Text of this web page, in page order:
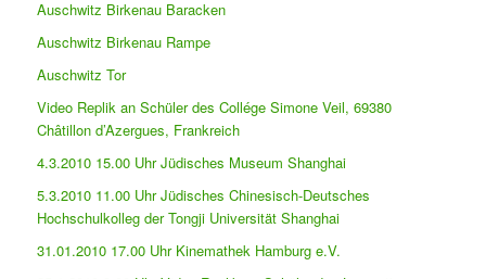
Auschwitz Birkenau Baracken
Auschwitz Birkenau Rampe
Auschwitz Tor
Video Replik an Schüler des Collége Simone Veil, 69380
Châtillon d’Azergues, Frankreich
4.3.2010 15.00 Uhr Jüdisches Museum Shanghai
5.3.2010 11.00 Uhr Jüdisches Chinesisch-Deutsches
Hochschulkolleg der Tongji Universität Shanghai
31.01.2010 17.00 Uhr Kinemathek Hamburg e.V.